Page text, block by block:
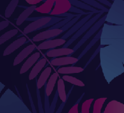
Accessoires de jardinage
Boites aux lettres
Enceintes extérieures